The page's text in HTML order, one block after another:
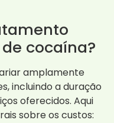
cocaína?
amplamente
incluindo a duração
oferecidos. Aqui
sobre os custos: